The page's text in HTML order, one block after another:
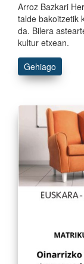
Arroz Bazkari
talde bakoitzetik
da. Bilera
kultur etxean.
Gehiago